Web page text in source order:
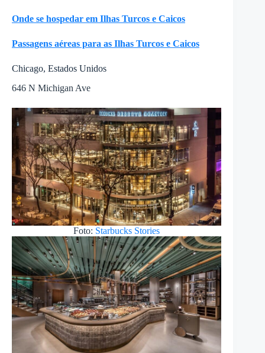
Onde se hospedar em Ilhas Turcos e Caicos
Passagens aéreas para as Ilhas Turcos e Caicos
Chicago, Estados Unidos
646 N Michigan Ave
Foto: Starbucks Stories